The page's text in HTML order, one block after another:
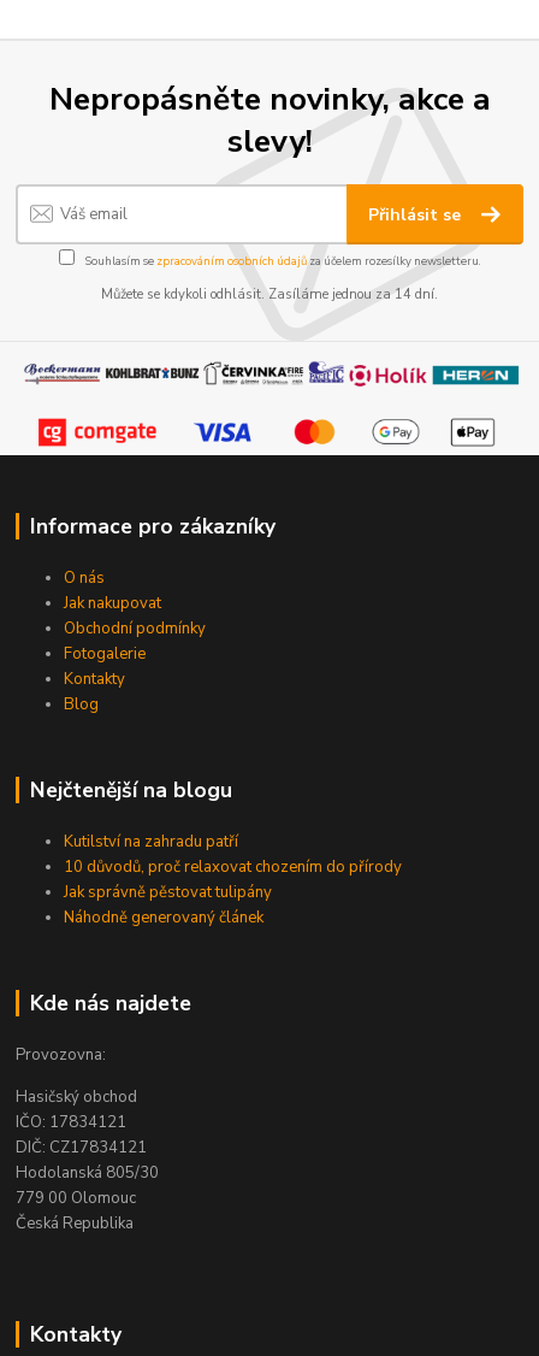
Nepropásněte novinky, akce a
slevy!
Přihlásit se
Souhlasím se zpracováním osobních údajůza účelem rozesílky newsletteru.
Můžete se kdykoli odhlásit. Zasíláme jednou za 14 dní.
Informace pro zákazníky
O nás
Jak nakupovat
Obchodní podmínky
Fotogalerie
Kontakty
Blog
Nejčtenější na blogu
Kutilství na zahradu patří
10 důvodů, proč relaxovat chozením do přírody
Jak správně pěstovat tulipány
Náhodně generovaný článek
Kde nás najdete
Provozovna:
Hasičský obchod
IČO: 17834121
DIČ: CZ17834121
Hodolanská 805/30
779 00 Olomouc
Česká Republika
Kontakty